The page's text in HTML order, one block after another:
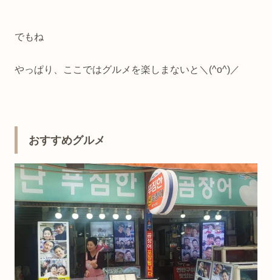
でもね
やっぱり、ここではグルメを楽しまないと＼(^o^)／
おすすめグルメ